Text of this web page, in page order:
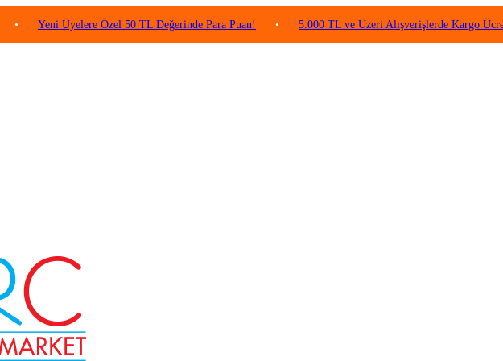
Yeni Üyelere Özel 50 TL Değerinde Para Puan! • 5.000 TL ve Üzeri Alışverişlerde Kargo Ücretsiz!